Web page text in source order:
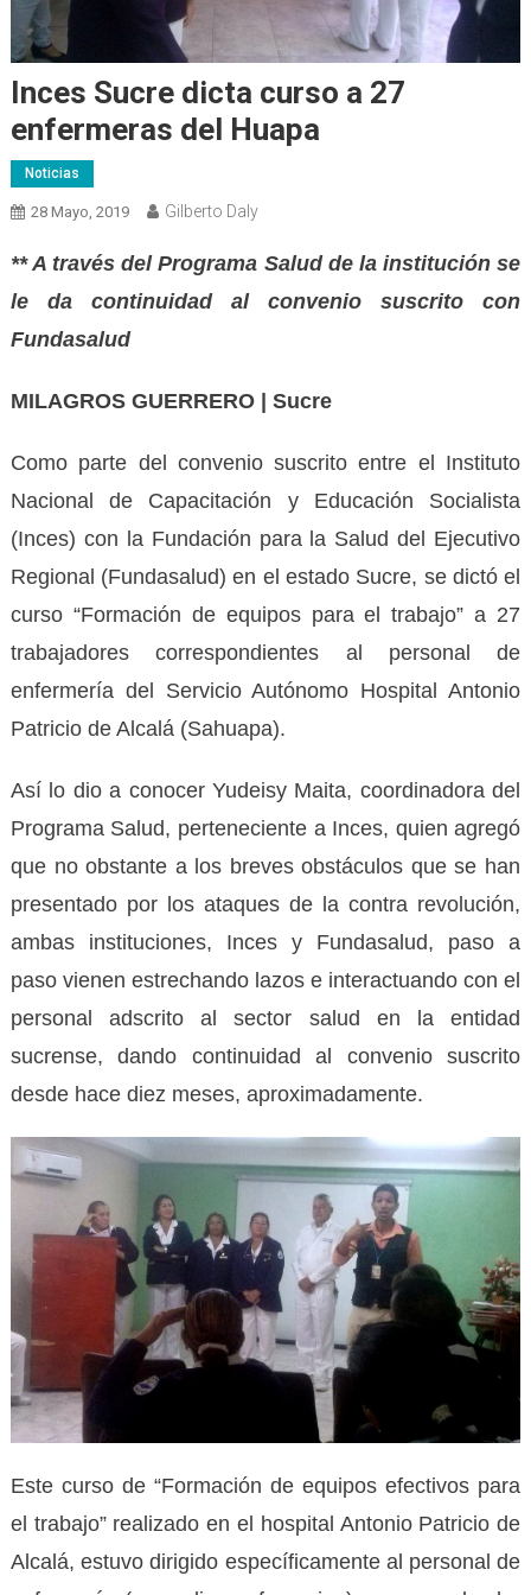
Inces Sucre dicta curso a 27
enfermeras del Huapa
Noticias
28 Mayo, 2019 Gilberto Daly
** A través del Programa Salud de la institución se
le da continuidad al convenio suscrito con
Fundasalud
MILAGROS GUERRERO | Sucre
Como parte del convenio suscrito entre el Instituto
Nacional de Capacitación y Educación Socialista
(Inces) con la Fundación para la Salud del Ejecutivo
Regional (Fundasalud) en el estado Sucre, se dictó el
curso “Formación de equipos para el trabajo” a 27
trabajadores correspondientes al personal de
enfermería del Servicio Autónomo Hospital Antonio
Patricio de Alcalá (Sahuapa).
Así lo dio a conocer Yudeisy Maita, coordinadora del
Programa Salud, perteneciente a Inces, quien agregó
que no obstante a los breves obstáculos que se han
presentado por los ataques de la contra revolución,
ambas instituciones, Inces y Fundasalud, paso a
paso vienen estrechando lazos e interactuando con el
personal adscrito al sector salud en la entidad
sucrense, dando continuidad al convenio suscrito
desde hace diez meses, aproximadamente.
Este curso de “Formación de equipos efectivos para
el trabajo” realizado en el hospital Antonio Patricio de
Alcalá, estuvo dirigido específicamente al personal de